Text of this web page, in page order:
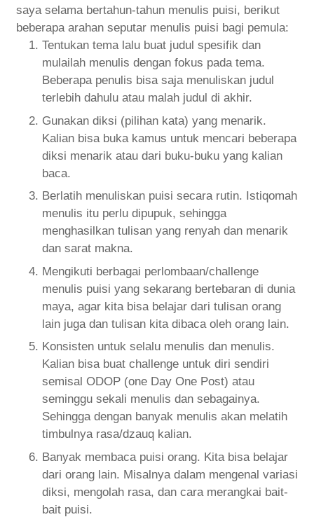
saya selama bertahun-tahun menulis puisi, berikut
beberapa arahan seputar menulis puisi bagi pemula:
Tentukan tema lalu buat judul spesifik dan
mulailah menulis dengan fokus pada tema.
Beberapa penulis bisa saja menuliskan judul
terlebih dahulu atau malah judul di akhir.
Gunakan diksi (pilihan kata) yang menarik.
Kalian bisa buka kamus untuk mencari beberapa
diksi menarik atau dari buku-buku yang kalian
baca.
Berlatih menuliskan puisi secara rutin. Istiqomah
menulis itu perlu dipupuk, sehingga
menghasilkan tulisan yang renyah dan menarik
dan sarat makna.
Mengikuti berbagai perlombaan/challenge
menulis puisi yang sekarang bertebaran di dunia
maya, agar kita bisa belajar dari tulisan orang
lain juga dan tulisan kita dibaca oleh orang lain.
Konsisten untuk selalu menulis dan menulis.
Kalian bisa buat challenge untuk diri sendiri
semisal ODOP (one Day One Post) atau
seminggu sekali menulis dan sebagainya.
Sehingga dengan banyak menulis akan melatih
timbulnya rasa/dzauq kalian.
Banyak membaca puisi orang. Kita bisa belajar
dari orang lain. Misalnya dalam mengenal variasi
diksi, mengolah rasa, dan cara merangkai bait-
bait puisi.